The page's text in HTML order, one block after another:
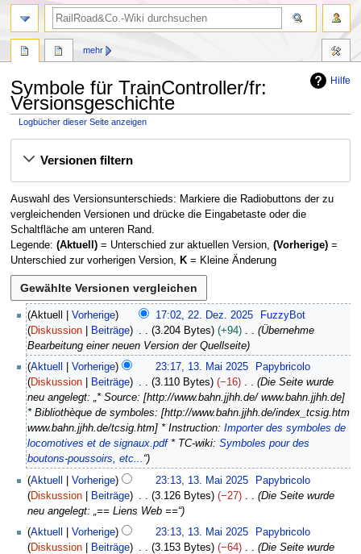
Hilfe
Symbole für TrainController/fr:
Versionsgeschichte
Logbücher dieser Seite anzeigen
Navigation
Suche Versionen filtern
Auswahl des Versionsunterschieds: Markiere die Radiobuttons der zu
vergleichenden Versionen und drücke die Eingabetaste oder die
Schaltfläche am unteren Rand.
Legende: (Aktuell)= Unterschied zur aktuellen Version, (Vorherige)=
Unterschied zur vorherigen Version, K= Kleine Änderung
Aktuell Vorherige 17:02, 22. Dez. 2025
FuzzyBot
Diskussion
Beiträge 3.204 Bytes +94
Übernehme
Bearbeitung einer neuen Version der Quellseite
Aktuell Vorherige 23:17, 13. Mai 2025
Papybricolo
Diskussion
Beiträge 3.110 Bytes −16
Die Seite wurde
neu angelegt: „* Source: [http://www.bahn.jjhh.de/ www.bahn.jjhh.de]
* Bibliothèque de symboles: [http://www.bahn.jjhh.de/index_tcsig.htm
www.bahn.jjhh.de/tcsig.htm] * Instruction: Importer des symboles de
locomotives et de signaux.pdf* TC-wiki: Symboles pour des
boutons-poussoirs, etc... “
Aktuell
Vorherige 23:13, 13. Mai 2025
Papybricolo
Diskussion
Beiträge 3.126 Bytes −27
Die Seite wurde
neu angelegt: „== Liens Web ==“
Aktuell
Vorherige 23:13, 13. Mai 2025
Papybricolo
Diskussion
Beiträge 3.153 Bytes −64
Die Seite wurde
mehr
Suche